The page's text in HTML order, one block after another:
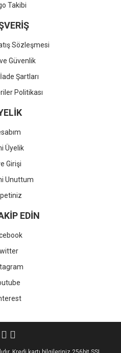
Takibi
Sözleşmesi
Güvenlik
Şartları
Politikası
Üyelik
Girişi
Unuttum
EDİN